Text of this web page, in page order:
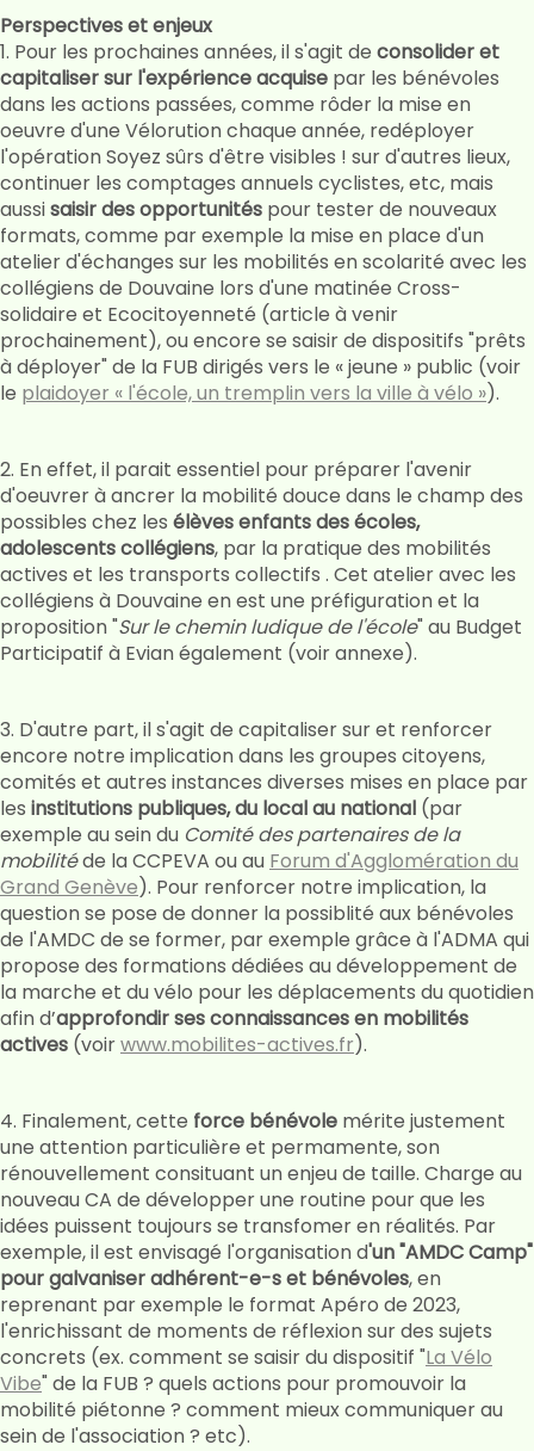
Perspectives et enjeux
1. Pour les prochaines années, il s'agit de consolider et
capitaliser sur l'expérience acquise par les bénévoles
dans les actions passées, comme rôder la mise en
oeuvre d'une Vélorution chaque année, redéployer
l'opération Soyez sûrs d'être visibles ! sur d'autres lieux,
continuer les comptages annuels cyclistes, etc, mais
aussisaisir des opportunités pour tester de nouveaux
formats, comme par exemple la mise en place d'un
atelier d'échanges sur les mobilités en scolarité avec les
collégiens de Douvaine lors d'une matinée Cross-
solidaire et Ecocitoyenneté (article à venir
prochainement), ou encore se saisir de dispositifs "prêts
à déployer" de la FUB dirigés vers le « jeune » public (voir
le plaidoyer « l'école, un tremplin vers la ville à vélo »).
2. En effet, il parait essentiel pour préparer l'avenir
d'oeuvrer à ancrer la mobilité douce dans le champ des
possibles chez les élèves enfants des écoles,
adolescents collégiens, par la pratique des mobilités
actives et les transports collectifs . Cet atelier avec les
collégiens à Douvaine en est une préfiguration et la
proposition "Sur le chemin ludique de l'école" au Budget
Participatif à Evian également (voir annexe).
3. D'autre part, il s'agit de capitaliser sur et renforcer
encore notre implication dans les groupes citoyens,
comités et autres instances diverses mises en place par
les institutions publiques, du local au national (par
exemple au sein du Comité des partenaires de la
mobilitéde la CCPEVA ou au Forum d'Agglomération du
Grand Genève). Pour renforcer notre implication, la
question se pose de donner la possiblité aux bénévoles
de l'AMDC de se former, par exemple grâce à l'ADMA qui
propose des formations dédiées au développement de
la marche et du vélo pour les déplacements du quotidien
afin d’approfondir ses connaissances en mobilités
actives (voirwww.mobilites-actives.fr).
4. Finalement, cette force bénévole mérite justement
une attention particulière et permamente, son
rénouvellement consituant un enjeu de taille. Charge au
nouveau CA de développer une routine pour que les
idées puissent toujours se transfomer en réalités. Par
exemple, il est envisagé l'organisation d'un "AMDC Camp"
pour galvaniser adhérent-e-s et bénévoles, en
reprenant par exemple le format Apéro de 2023,
l'enrichissant de moments de réflexion sur des sujets
concrets (ex. comment se saisir du dispositif "La Vélo
Vibe" de la FUB ? quels actions pour promouvoir la
mobilité piétonne ? comment mieux communiquer au
sein de l'association ? etc).